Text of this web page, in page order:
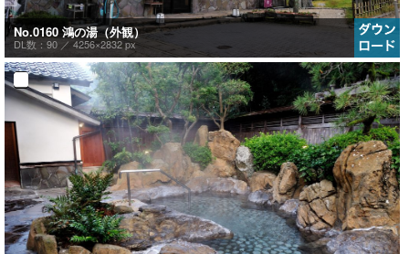
No.0160 鴻の湯（外観）
DL数：90 ／ 4256×2832 px